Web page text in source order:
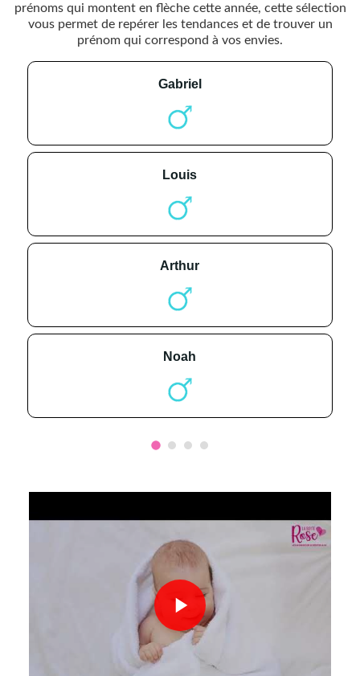
prénoms qui montent en flèche cette année, cette sélection
vous permet de repérer les tendances et de trouver un
prénom qui correspond à vos envies.
gabriel
louis
arthur
noah